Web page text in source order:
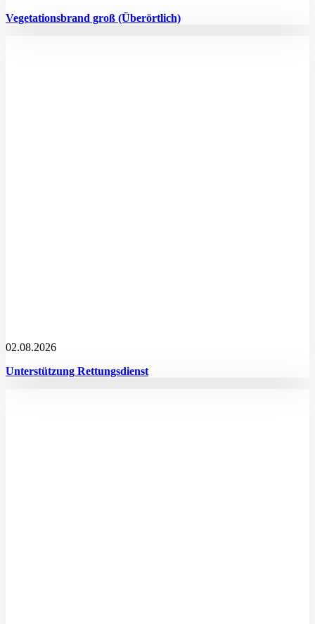
Vegetationsbrand groß (Überörtlich)
02.08.2026
Unterstützung Rettungsdienst